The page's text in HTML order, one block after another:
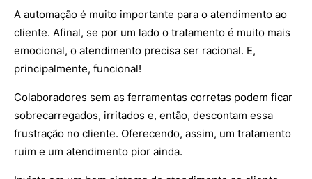
A automação é muito importante para o atendimento ao
cliente. Afinal, se por um lado o tratamento é muito mais
emocional, o atendimento precisa ser racional. E,
principalmente, funcional!
Colaboradores sem as ferramentas corretas podem ficar
sobrecarregados, irritados e, então, descontam essa
frustração no cliente. Oferecendo, assim, um tratamento
ruim e um atendimento pior ainda.